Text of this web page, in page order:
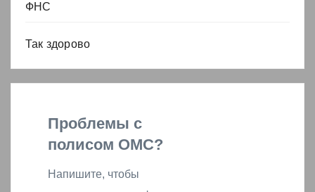
ФНС
Так здорово
Проблемы с
полисом ОМС?
Напишите, чтобы